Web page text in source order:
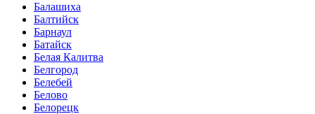
Балашиха
Балтийск
Барнаул
Батайск
Белая Калитва
Белгород
Белебей
Белово
Белорецк